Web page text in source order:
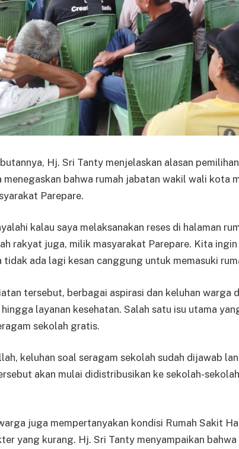
Hj. Sri Tanty menjelaskan alasan
menegaskan bahwa rumah jabatan wakil wali kota
Parepare.
kalau saya melaksanakan reses di halaman
rakyat juga, milik masyarakat Parepare. Kita
tidak ada lagi kesan canggung untuk memasuki
tersebut, berbagai aspirasi dan keluhan warga
layanan kesehatan. Salah satu isu utama
sekolah gratis.
keluhan soal seragam sekolah sudah dijawab
akan mulai didistribusikan ke sekolah-
juga mempertanyakan kondisi Rumah Sakit
yang kurang. Hj. Sri Tanty menyampaikan bahwa